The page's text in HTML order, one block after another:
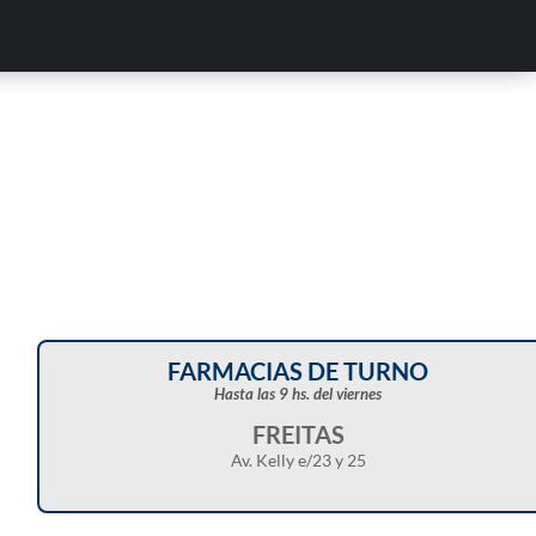
FARMACIAS DE TURNO
Hasta las 9 hs. del viernes
FREITAS
Av. Kelly e/23 y 25